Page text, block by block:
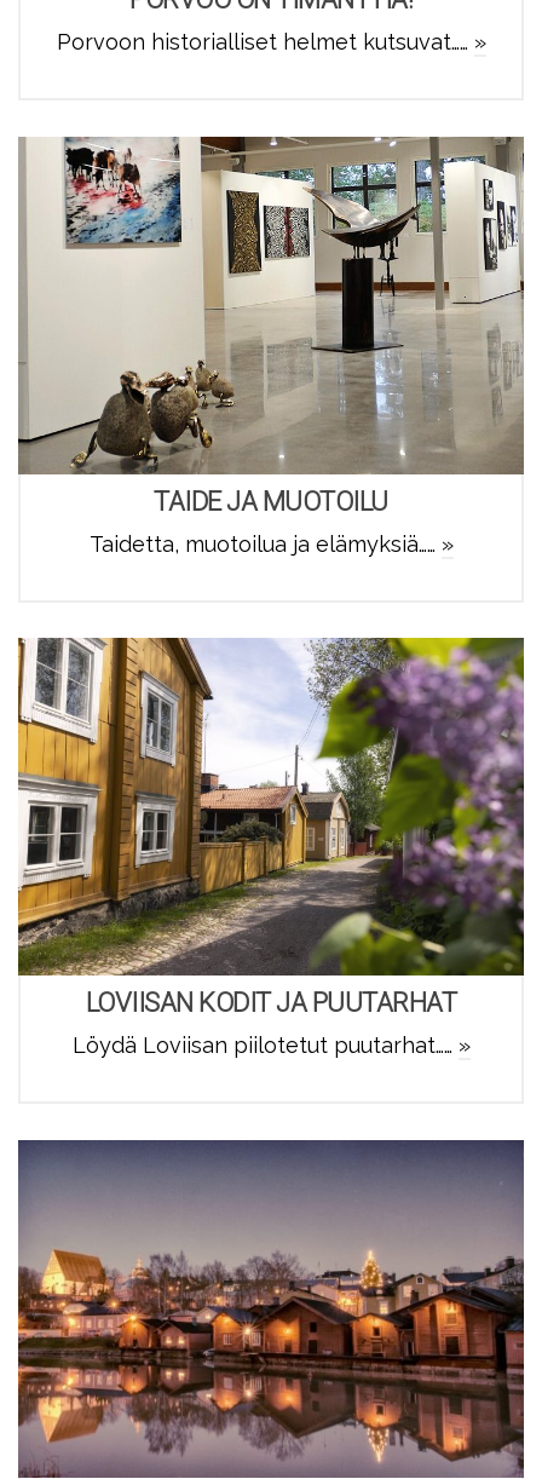
Porvoon historialliset helmet kutsuvat…… »
TAIDE JA MUOTOILU
Taidetta, muotoilua ja elämyksiä…… »
LOVIISAN KODIT JA PUUTARHAT
Löydä Loviisan piilotetut puutarhat…… »